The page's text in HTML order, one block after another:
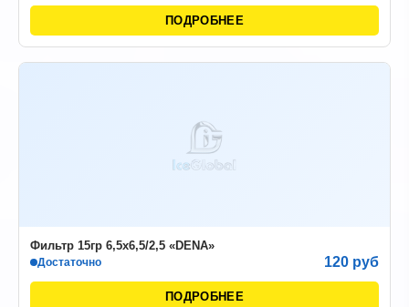
ПОДРОБНЕЕ
Фильтр 15гр 6,5х6,5/2,5 «DENA»
Достаточно 120 руб
ПОДРОБНЕЕ